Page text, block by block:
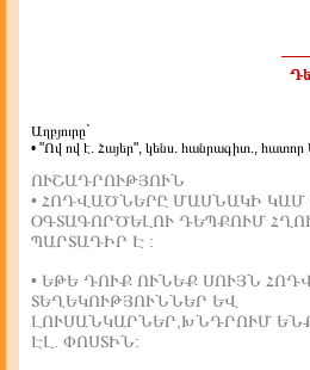
Աղբյուրը`
• "Ով ով է. Հայեր", կենս. հանրագիտ.,
ՈՒՇԱԴՐՈՒԹՅՈՒՆ
• ՀՈԴՎԱԾՆԵՐԸ ՄԱՍՆԱԿԻ
ՕԳՏԱԳՈՐԾԵԼՈՒ ԴԵՊՔՈՒՄ
ՊԱՐՏԱԴԻՐ Է :
• ԵԹԵ ԴՈՒՔ ՈՒՆԵՔ ՍՈՒՅՆ
ՏԵՂԵԿՈՒԹՅՈՒՆՆԵՐ ԵՎ
ԼՈՒՍԱՆԿԱՐՆԵՐ,ԽՆԴՐՈՒՄ
ԷԼ. ՓՈՍՏԻՆ: